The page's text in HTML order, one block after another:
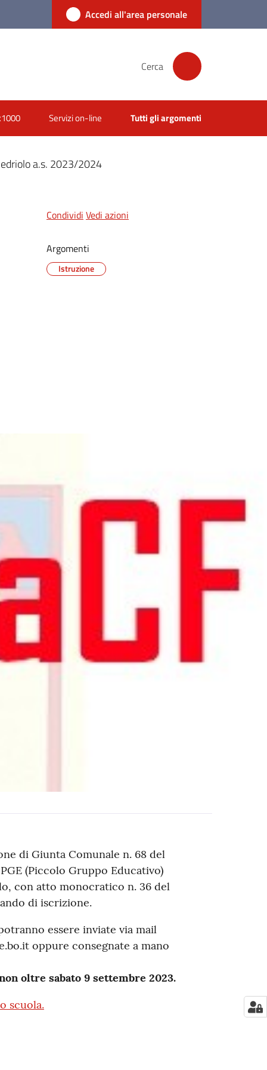
Accedi all'area personale
Cerca
Servizi on-line Tutti gli argomenti
a.s. 2023/2024
Condividi Vedi azioni
Argomenti
Istruzione
di Giunta Comunale n. 68 del
(Piccolo Gruppo Educativo)
con atto monocratico n. 36 del
di iscrizione.
essere inviate via mail
oppure consegnate a mano
oltre sabato 9 settembre 2023.
scuola.